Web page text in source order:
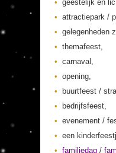
geestelijk en
attractiepark /
gelegenheden
themafeest,
carnaval,
opening,
buurtfeest /
bedrijfsfeest,
evenement /
een
familiedag /